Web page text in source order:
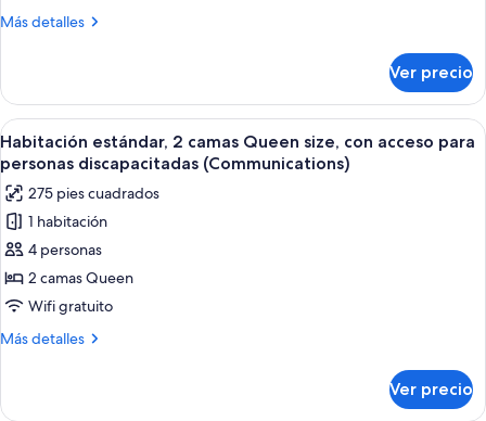
Más detalles
Más
estándar
Ver precio
Abrir
todas
las
fotos
de
Habitación
estándar,
2
camas
con
Habitación de hotel con dos camas,
10
Habitación estándar, 2 camas Queen size, con acceso para
personas discapacitadas (Communications)
275 pies cuadrados
1 habitación
4 personas
2 camas Queen
Wifi gratuito
Más detalles
Más
estándar,
Ver precio